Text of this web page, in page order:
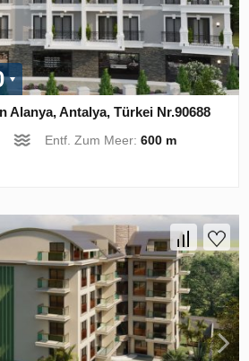
Alanya, Antalya, Türkei Nr.90688
Entf. Zum Meer:600 m